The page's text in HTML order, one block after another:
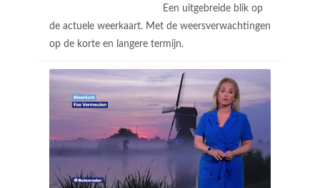
Een uitgebreide blik op
de actuele weerkaart. Met de weersverwachtingen
op de korte en langere termijn.